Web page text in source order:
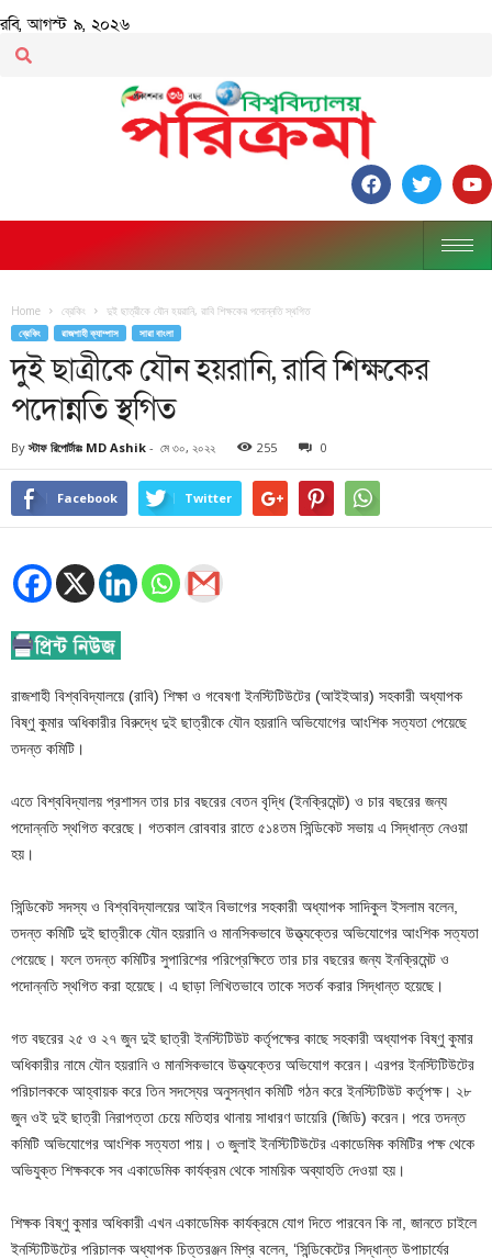
রবি, আগস্ট ৯, ২০২৬
Home ব্রেকিং দুই ছাত্রীকে যৌন হয়রানি, রাবি শিক্ষকের পদোন্নতি স্থগিত
ব্রেকিং রাজশাহী ক্যাম্পাস সারা বাংলা
দুই ছাত্রীকে যৌন হয়রানি, রাবি শিক্ষকের
পদোন্নতি স্থগিত
By স্টাফ রিপোর্টারঃ MD Ashik - মে ৩০, ২০২২ 255 0
Facebook Twitter
রাজশাহী বিশ্ববিদ্যালয়ে (রাবি) শিক্ষা ও গবেষণা ইনস্টিটিউটের (আইইআর) সহকারী অধ্যাপক
বিষ্ণু কুমার অধিকারীর বিরুদ্ধে দুই ছাত্রীকে যৌন হয়রানি অভিযোগের আংশিক সত্যতা পেয়েছে
তদন্ত কমিটি।
এতে বিশ্ববিদ্যালয় প্রশাসন তার চার বছরের বেতন বৃদ্ধি (ইনক্রিমেন্ট) ও চার বছরের জন্য
পদোন্নতি স্থগিত করেছে। গতকাল রোববার রাতে ৫১৪তম সিন্ডিকেট সভায় এ সিদ্ধান্ত নেওয়া
হয়।
সিন্ডিকেট সদস্য ও বিশ্ববিদ্যালয়ের আইন বিভাগের সহকারী অধ্যাপক সাদিকুল ইসলাম বলেন,
তদন্ত কমিটি দুই ছাত্রীকে যৌন হয়রানি ও মানসিকভাবে উত্ত্যক্তের অভিযোগের আংশিক সত্যতা
পেয়েছে। ফলে তদন্ত কমিটির সুপারিশের পরিপ্রেক্ষিতে তার চার বছরের জন্য ইনক্রিমেন্ট ও
পদোন্নতি স্থগিত করা হয়েছে। এ ছাড়া লিখিতভাবে তাকে সতর্ক করার সিদ্ধান্ত হয়েছে।
গত বছরের ২৫ ও ২৭ জুন দুই ছাত্রী ইনস্টিটিউট কর্তৃপক্ষের কাছে সহকারী অধ্যাপক বিষ্ণু কুমার
অধিকারীর নামে যৌন হয়রানি ও মানসিকভাবে উত্ত্যক্তের অভিযোগ করেন। এরপর ইনস্টিটিউটের
পরিচালককে আহ্বায়ক করে তিন সদস্যের অনুসন্ধান কমিটি গঠন করে ইনস্টিটিউট কর্তৃপক্ষ। ২৮
জুন ওই দুই ছাত্রী নিরাপত্তা চেয়ে মতিহার থানায় সাধারণ ডায়েরি (জিডি) করেন। পরে তদন্ত
কমিটি অভিযোগের আংশিক সত্যতা পায়। ৩ জুলাই ইনস্টিটিউটের একাডেমিক কমিটির পক্ষ থেকে
অভিযুক্ত শিক্ষককে সব একাডেমিক কার্যক্রম থেকে সাময়িক অব্যাহতি দেওয়া হয়।
শিক্ষক বিষ্ণু কুমার অধিকারী এখন একাডেমিক কার্যক্রমে যোগ দিতে পারবেন কি না, জানতে চাইলে
ইনস্টিটিউটের পরিচালক অধ্যাপক চিত্তরঞ্জন মিশ্র বলেন, ‘সিন্ডিকেটের সিদ্ধান্ত উপাচার্যের